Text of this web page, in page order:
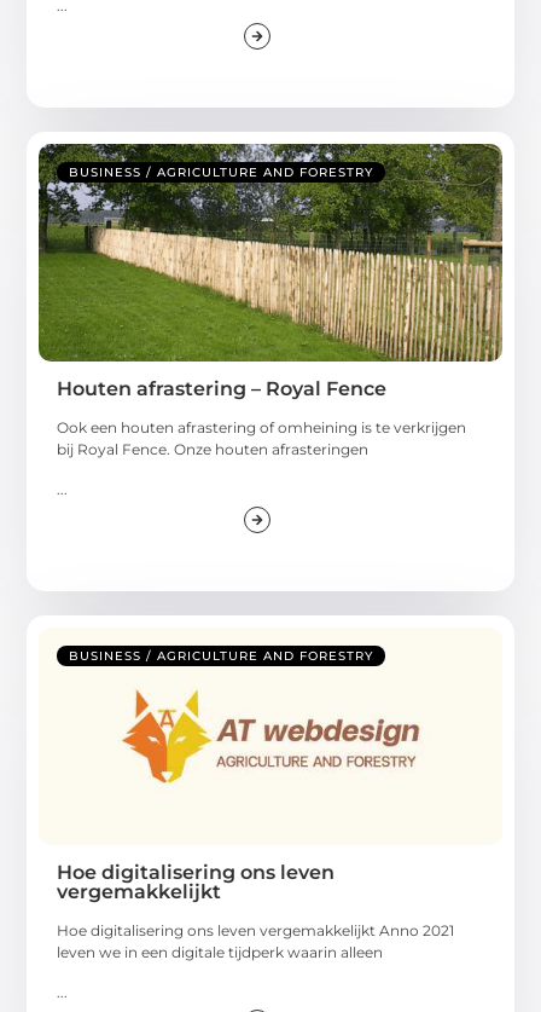
BUSINESS / AGRICULTURE AND FORESTRY
Houten afrastering – Royal Fence
Ook een houten afrastering of omheining is te verkrijgen
bij Royal Fence. Onze houten afrasteringen
BUSINESS / AGRICULTURE AND FORESTRY
Hoe digitalisering ons leven
vergemakkelijkt
Hoe digitalisering ons leven vergemakkelijkt Anno 2021
leven we in een digitale tijdperk waarin alleen